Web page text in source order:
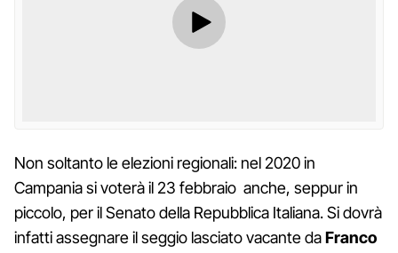
Non soltanto le elezioni regionali: nel 2020 in
Campania si voterà il 23 febbraio anche, seppur in
piccolo, per il Senato della Repubblica Italiana. Si dovrà
infatti assegnare il seggio lasciato vacante daFranco